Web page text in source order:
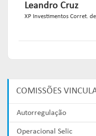
Leandro Cruz
XP Investimentos Corret.
COMISSÕES
Autorregulação
Operacional Selic